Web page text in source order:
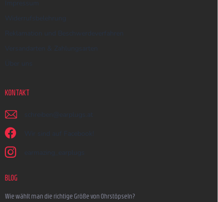
Impressum
Widerrufsbelehrung
Reklamation und Beschwerdeverfahren
Versandarten & Zahlungsarten
Über uns
KONTAKT
schreiben @ earplugs.at
Wir sind auf Facebook!
earmazing_earplugs
BLOG
Wie wählt man die richtige Größe von Ohrstöpseln?